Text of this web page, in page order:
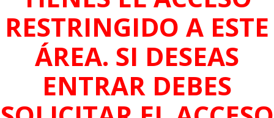
RESTRINGIDO A ESTE
ÁREA. SI DESEAS
ENTRAR DEBES